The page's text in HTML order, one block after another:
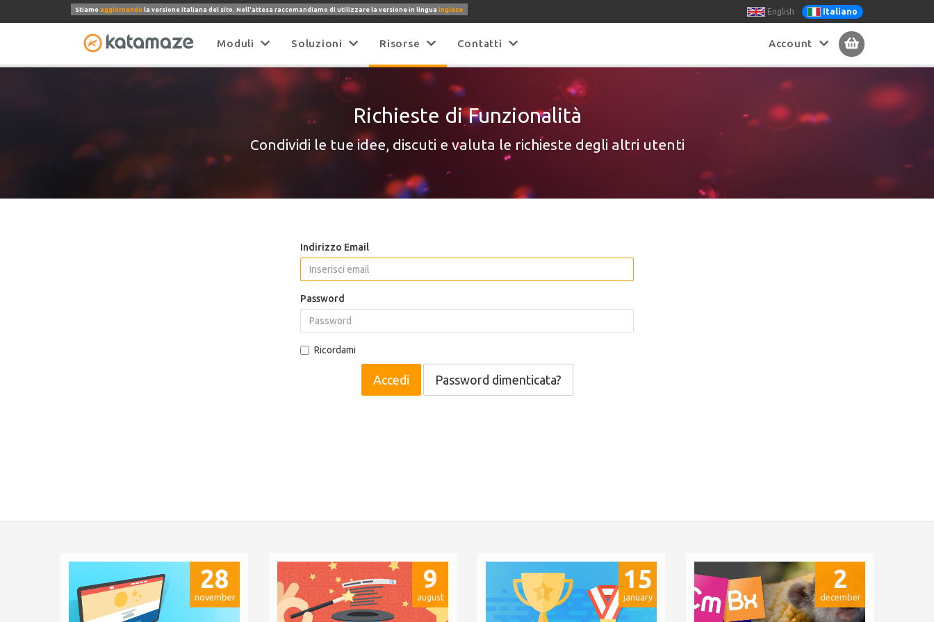
Stiamoaggiornando la versione italiana del sito. Nell'attesa raccomandiamo di utilizzare la versione in linguainglese English Italiano
Moduli Soluzioni Risorse Contatti Account
Richieste di Funzionalità
Condividi le tue idee, discuti e valuta le richieste degli altri utenti
Indirizzo Email
Password
Ricordami
Password dimenticata?
28
november
9
august
15
january
2
december